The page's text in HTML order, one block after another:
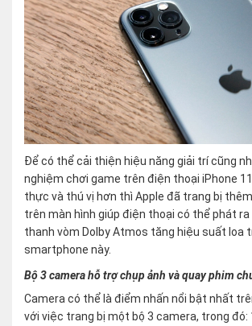
Để có thể cải thiện hiệu năng giải trí cũng
nghiệm chơi game trên điện thoại iPhone
thực và thú vị hơn thì Apple đã trang bị
trên màn hình giúp điện thoại có thể phát
thanh vòm Dolby Atmos tăng hiệu suất loa
smartphone này.
Bộ 3 camera hỗ trợ chụp ảnh và quay phim
Camera có thể là điểm nhấn nổi bật nhất
với việc trang bị một bộ 3 camera, trong đó: